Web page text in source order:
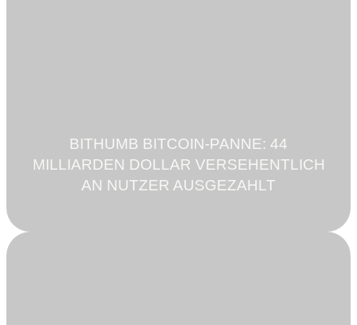
BITHUMB BITCOIN-PANNE: 44
MILLIARDEN DOLLAR VERSEHENTLICH
AN NUTZER AUSGEZAHLT